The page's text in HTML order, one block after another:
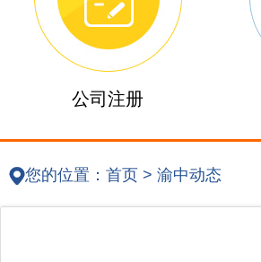
公司注册
您的位置： 首页 > 渝中动态